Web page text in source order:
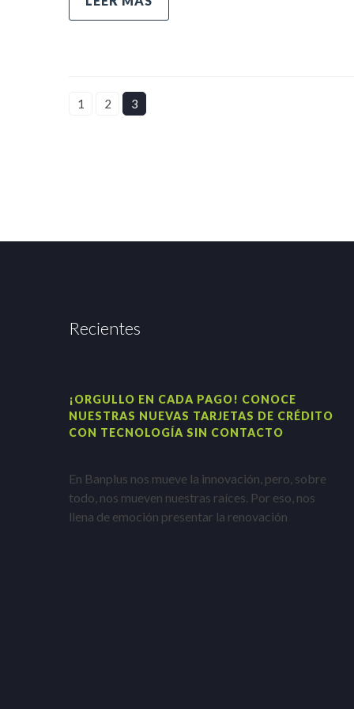
1 2 3
Recientes
¡ORGULLO EN CADA PAGO! CONOCE
NUESTRAS NUEVAS TARJETAS DE CRÉDITO
CON TECNOLOGÍA SIN CONTACTO
En Banplus nos mueve la innovación, pero, sobre
todo, nos mueven nuestras raíces. Por eso, nos
llena de emoción presentar la renovación